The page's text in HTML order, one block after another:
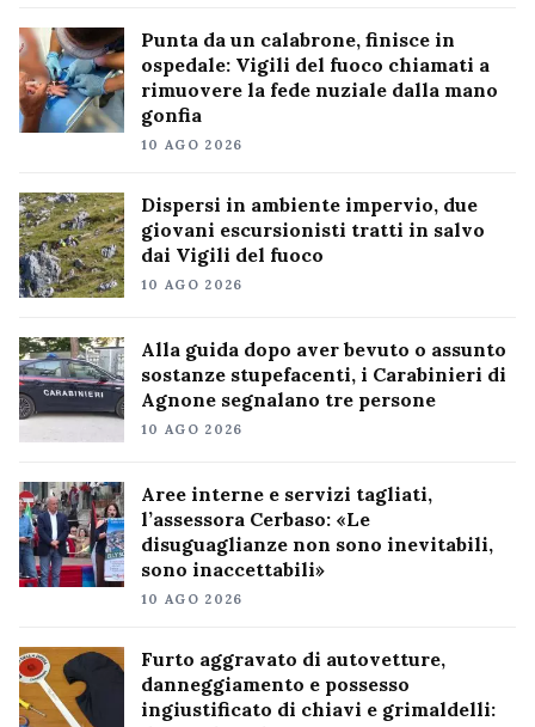
Punta da un calabrone, finisce in
ospedale: Vigili del fuoco chiamati a
rimuovere la fede nuziale dalla mano
gonfia
10 AGO 2026
Dispersi in ambiente impervio, due
giovani escursionisti tratti in salvo
dai Vigili del fuoco
10 AGO 2026
Alla guida dopo aver bevuto o assunto
sostanze stupefacenti, i Carabinieri di
Agnone segnalano tre persone
10 AGO 2026
Aree interne e servizi tagliati,
l’assessora Cerbaso: «Le
disuguaglianze non sono inevitabili,
sono inaccettabili»
10 AGO 2026
Furto aggravato di autovetture,
danneggiamento e possesso
ingiustificato di chiavi e grimaldelli: